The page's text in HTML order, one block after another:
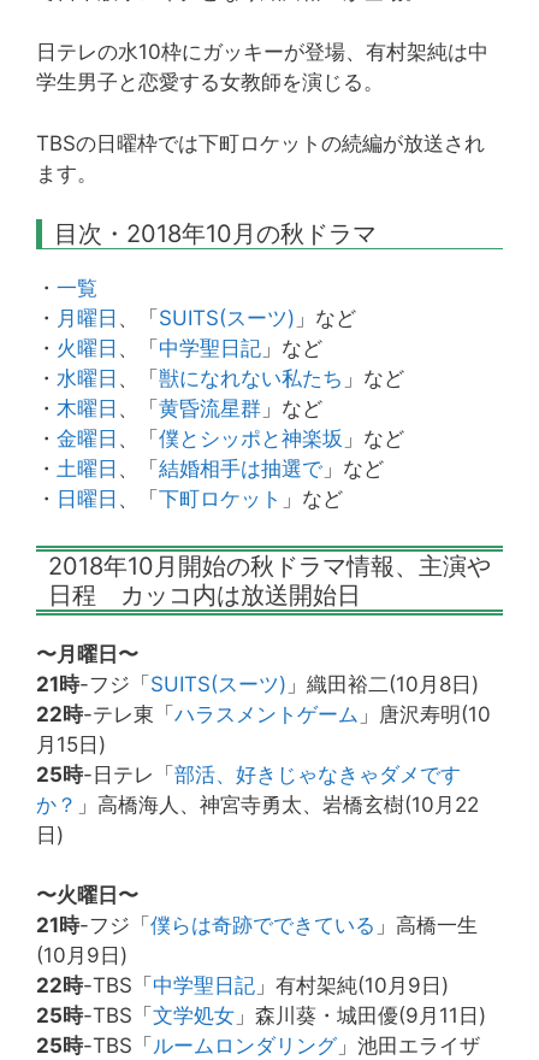
日テレの水10枠にガッキーが登場、有村架純は中
学生男子と恋愛する女教師を演じる。
TBSの日曜枠では下町ロケットの続編が放送され
ます。
目次・2018年10月の秋ドラマ
・ 一覧
・ 月曜日 、「 SUITS(スーツ) 」など
・ 火曜日 、「 中学聖日記 」など
・ 水曜日 、「 獣になれない私たち 」など
・ 木曜日 、「 黄昏流星群 」など
・ 金曜日 、「 僕とシッポと神楽坂 」など
・ 土曜日 、「 結婚相手は抽選で 」など
・ 日曜日 、「 下町ロケット 」など
2018年10月開始の秋ドラマ情報、主演や
日程 カッコ内は放送開始日
〜月曜日〜
21時-フジ「SUITS(スーツ) 」織田裕二(10月8日)
22時-テレ東「ハラスメントゲーム 」唐沢寿明(10
月15日)
25時-日テレ「部活、好きじゃなきゃダメです
か？ 」高橋海人、神宮寺勇太、岩橋玄樹(10月22
日)
〜火曜日〜
21時-フジ「 僕らは奇跡でできている 」高橋一生
(10月9日)
22時-TBS「 中学聖日記 」有村架純(10月9日)
25時-TBS「 文学処女 」森川葵・城田優(9月11日)
25時-TBS「 ルームロンダリング」池田エライザ